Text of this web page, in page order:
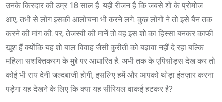
उनके किरदार की उम्र 18 साल है. यही रीजन है कि जबसे शो के प्रोमोज
आए, तभी से लोग इसकी आलोचना भी करने लगे. कुछ लोगों ने तो इसे बैन तक
करने की मांग की. पर, तेजस्वी की मानें तो वह इस शो का हिस्सा बनकर काफी
खुश हैं क्योंकि यह शो बाल विवाह जैसी कुरीती को बढ़ावा नहीं दे रहा बल्कि
महिला सशक्तिकरण के मुद्दे पर आधारित है. अभी तक के एपिसोड्स देख कर तो
कोई भी राय देनी जल्दबाजी होगी, इसलिए हमें और आपको थोड़ा इंतज़ार करना
पड़ेगा यह देखने के लिए कि क्या यह सीरियल वाकई हटकर है?